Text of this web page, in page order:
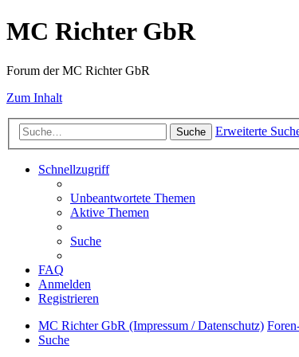
MC Richter GbR
Forum der MC Richter GbR
Zum Inhalt
Suche Erweiterte
Schnellzugriff
Unbeantwortete Themen
Aktive Themen
Suche
FAQ
Anmelden
Registrieren
MC Richter GbR (Impressum / Datenschutz)
Suche